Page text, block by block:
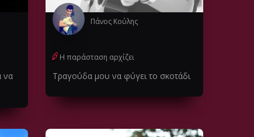
να
Πάνος Κούλης
Η παράσταση αρχίζει
Τραγούδα μου να φύγει το σκοτάδι